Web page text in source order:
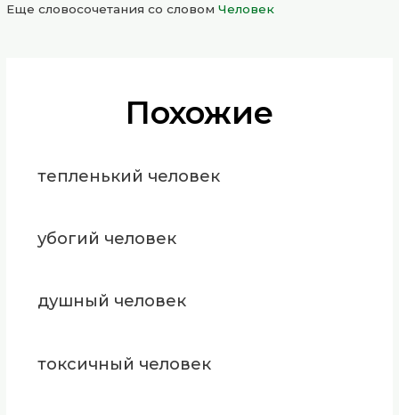
Еще словосочетания со словомЧеловек
Похожие
тепленький человек
убогий человек
душный человек
токсичный человек